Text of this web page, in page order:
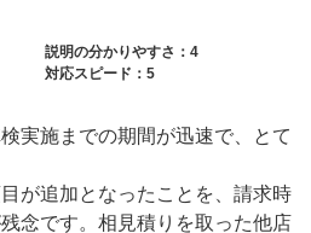
説明の分かりやすさ：4
対応スピード：5
実施までの期間が迅速で、とて
が追加となったことを、請求時
念です。相見積りを取った他店